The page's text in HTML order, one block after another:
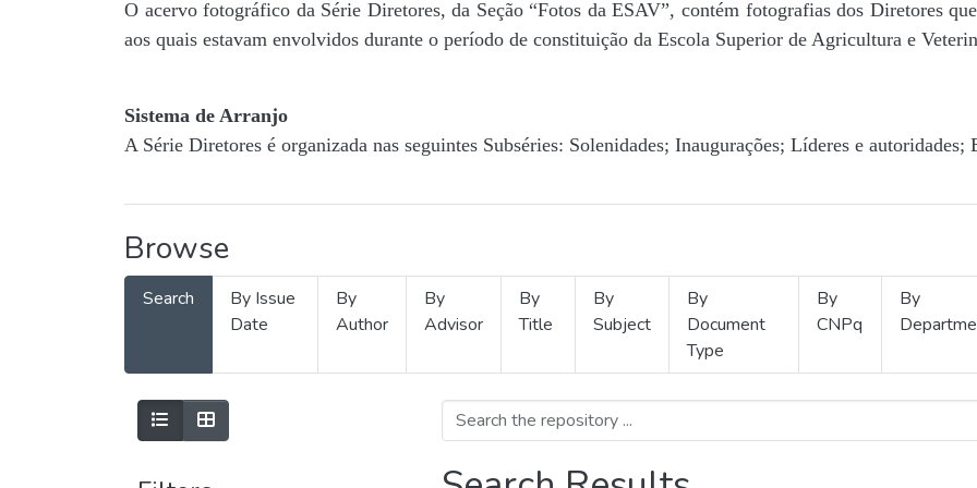
O acervo fotográfico da Série Diretores, da Seção “Fotos da ESAV”, contém fotografias dos Diretores
aos quais estavam envolvidos durante o período de constituição da Escola Superior de Agricultura e
Sistema de Arranjo
A Série Diretores é organizada nas seguintes Subséries: Solenidades; Inaugurações; Líderes e autoridades;
Browse
Search
By Issue
Date
By
Author
By
Advisor
By
Title
By
Subject
By
Document
Type
By
CNPq
By